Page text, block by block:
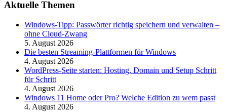
Aktuelle Themen
Windows-Tipp: Passwörter richtig speichern und verwalten –
ohne Cloud-Zwang
5. August 2026
Die besten Streaming-Plattformen für Windows
4. August 2026
WordPress-Seite starten: Hosting, Domain und Setup Schritt
für Schritt
4. August 2026
Windows 11 Home oder Pro? Welche Edition zu wem passt
4. August 2026